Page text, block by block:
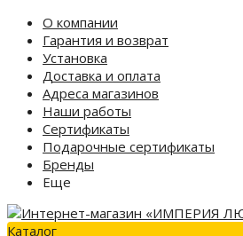
О компании
Гарантия и возврат
Установка
Доставка и оплата
Адреса магазинов
Наши работы
Сертификаты
Подарочные сертификаты
Бренды
Еще
Каталог